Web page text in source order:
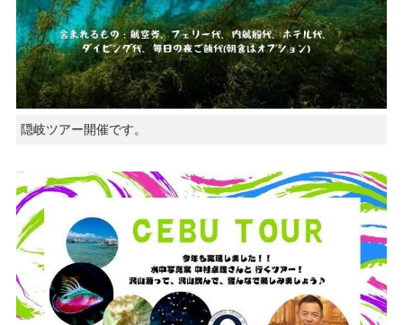
隠岐ツアー開催です。